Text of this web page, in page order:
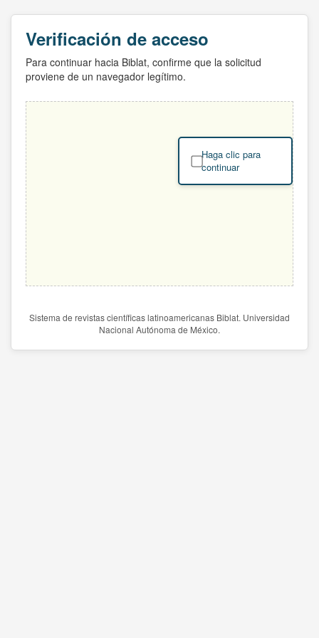
Verificación de acceso
Para continuar hacia Biblat, confirme que la solicitud
proviene de un navegador legítimo.
Haga clic para
continuar
Sistema de revistas científicas latinoamericanas Biblat. Universidad
Nacional Autónoma de México.